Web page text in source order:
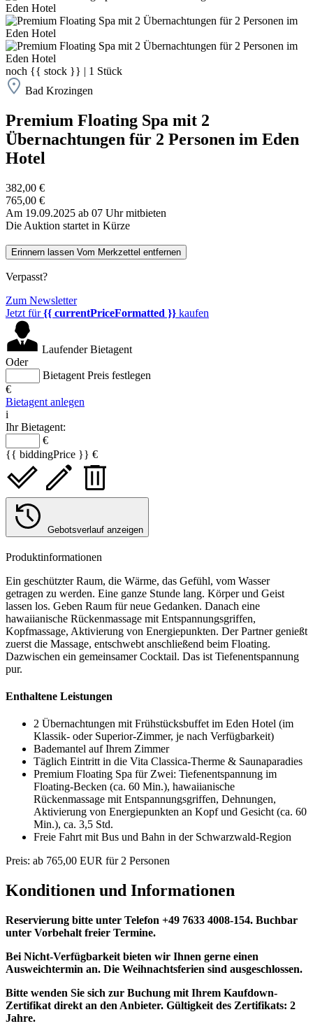
noch {{ stock }} | 1 Stück
Bad Krozingen
Premium Floating Spa mit 2
Übernachtungen für 2 Personen im Eden
Hotel
382,00 €
765,00 €
Am 19.09.2025 ab 07 Uhr mitbieten
Die Auktion startet in Kürze
Erinnern lassen Vom Merkzettel entfernen
Verpasst?
Zum Newsletter
Jetzt für{{ currentPriceFormatted }} kaufen
Laufender Bietagent
Oder
Bietagent Preis festlegen
€
Bietagent anlegen
i
Ihr Bietagent:
€
{{ biddingPrice }} €
Gebotsverlauf anzeigen
Produktinformationen
Ein geschützter Raum, die Wärme, das Gefühl, vom Wasser
getragen zu werden. Eine ganze Stunde lang. Körper und Geist
lassen los. Geben Raum für neue Gedanken. Danach eine
hawaiianische Rückenmassage mit Entspannungsgriffen,
Kopfmassage, Aktivierung von Energiepunkten. Der Partner genießt
zuerst die Massage, entschwebt anschließend beim Floating.
Dazwischen ein gemeinsamer Cocktail. Das ist Tiefenentspannung
pur.
Enthaltene Leistungen
2 Übernachtungen mit Frühstücksbuffet im Eden Hotel (im
Klassik- oder Superior-Zimmer, je nach Verfügbarkeit)
Bademantel auf Ihrem Zimmer
Täglich Eintritt in die Vita Classica-Therme & Saunaparadies
Premium Floating Spa für Zwei: Tiefenentspannung im
Floating-Becken (ca. 60 Min.), hawaiianische
Rückenmassage mit Entspannungsgriffen, Dehnungen,
Aktivierung von Energiepunkten an Kopf und Gesicht (ca. 60
Min.), ca. 3,5 Std.
Freie Fahrt mit Bus und Bahn in der Schwarzwald-Region
Preis: ab 765,00 EUR für 2 Personen
Konditionen und Informationen
Reservierung bitte unter Telefon +49 7633 4008-154. Buchbar
unter Vorbehalt freier Termine.
Bei Nicht-Verfügbarkeit bieten wir Ihnen gerne einen
Ausweichtermin an. Die Weihnachtsferien sind ausgeschlossen.
Bitte wenden Sie sich zur Buchung mit Ihrem Kaufdown-
Zertifikat direkt an den Anbieter. Gültigkeit des Zertifikats: 2
Jahre.